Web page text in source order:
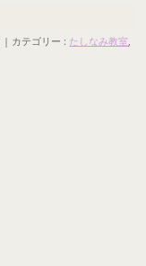
カテゴリー : たしなみ教室,